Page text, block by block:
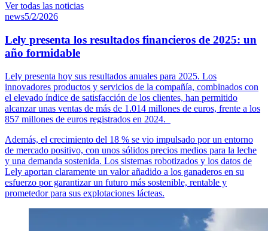
Ver todas las noticias
news5/2/2026
Lely presenta los resultados financieros de 2025: un
año formidable
Lely presenta hoy sus resultados anuales para 2025. Los
innovadores productos y servicios de la compañía, combinados con
el elevado índice de satisfacción de los clientes, han permitido
alcanzar unas ventas de más de 1.014 millones de euros, frente a los
857 millones de euros registrados en 2024.
Además, el crecimiento del 18 % se vio impulsado por un entorno
de mercado positivo, con unos sólidos precios medios para la leche
y una demanda sostenida. Los sistemas robotizados y los datos de
Lely aportan claramente un valor añadido a los ganaderos en su
esfuerzo por garantizar un futuro más sostenible, rentable y
prometedor para sus explotaciones lácteas.